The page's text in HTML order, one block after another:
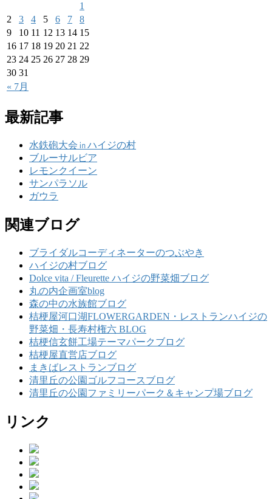
« 7月
1
2
3 4 5 6 7
8
9
10 11 12 13 14 15
16 17 18 19 20 21 22
23 24 25 26 27 28 29
30 31
最新記事
水鉄砲大会㏌ハイジの村
ブルーサルビア
レモンクイーン
サンパラソル
ガウラ
関連ブログ
ブライダルコーディネーターのつぶやき
ハイジの村ブログ
Dolce vita / Fleurette ハイジの野菜畑ブログ
丸の内企画室blog
森の中の水族館ブログ
桔梗屋河口湖FLOWERGARDEN・レストランハイジの
野菜畑・長寿村権六 BLOG
桔梗信玄餅工場テーマパークブログ
桔梗屋直営店ブログ
まきばレストランブログ
清里丘の公園ゴルフコースブログ
清里丘の公園ファミリーパーク＆キャンプ場ブログ
リンク